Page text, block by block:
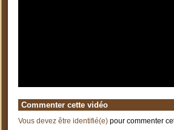
Commenter cette vidéo
Vous devez être identifié(e) pour commenter